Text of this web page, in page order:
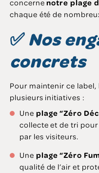
concernenotre plage
chaque été de
✅Nos
concrets
Pour maintenir ce
plusieurs initiatives :
Une plage “Zéro
collecte et de tri
par les visiteurs.
Une plage “Zéro
qualité de l’air et